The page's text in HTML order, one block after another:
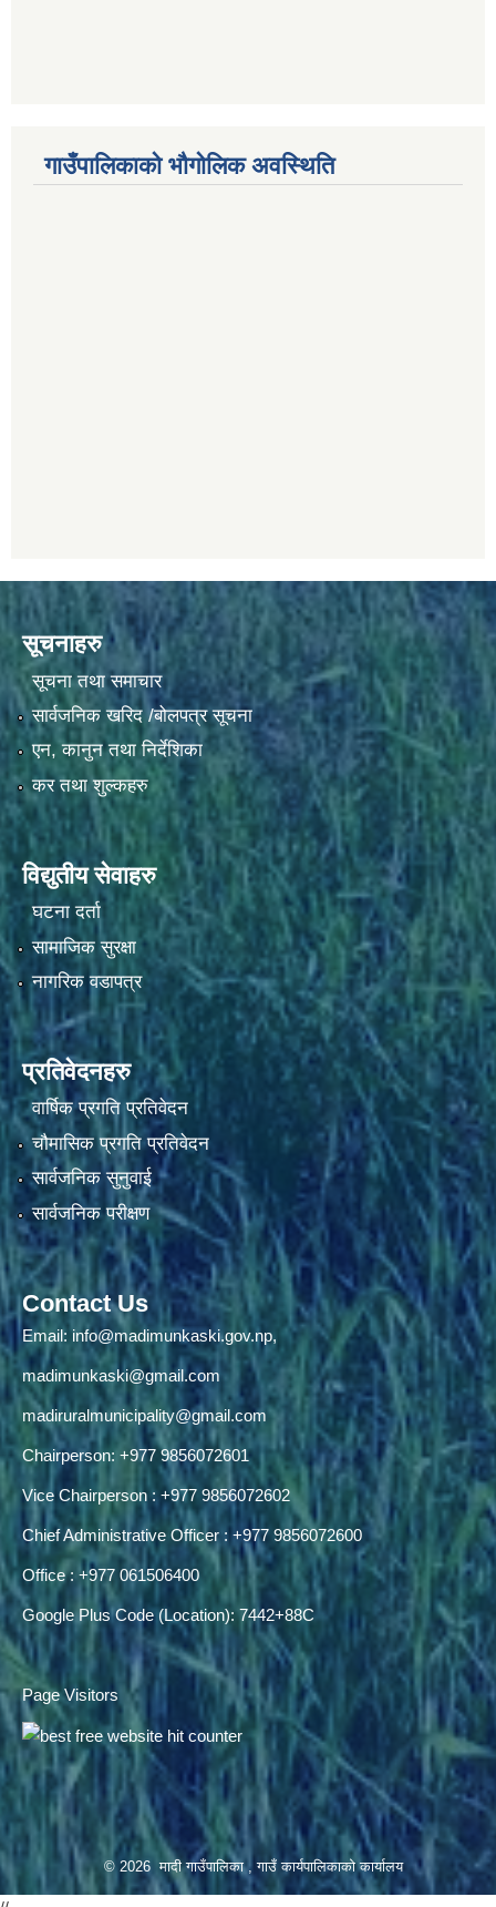
गाउँपालिकाको भौगोलिक अवस्थिति
सूचनाहरु
सूचना तथा समाचार
सार्वजनिक खरिद /बोलपत्र सूचना
एन, कानुन तथा निर्देशिका
कर तथा शुल्कहरु
विद्युतीय सेवाहरु
घटना दर्ता
सामाजिक सुरक्षा
नागरिक वडापत्र
प्रतिवेदनहरु
वार्षिक प्रगति प्रतिवेदन
चौमासिक प्रगति प्रतिवेदन
सार्वजनिक सुनुवाई
सार्वजनिक परीक्षण
Contact Us
Email: info@madimunkaski.gov.np,
madimunkaski@gmail.com
madiruralmunicipality@gmail.com
Chairperson: +977 9856072601
Vice Chairperson : +977 9856072602
Chief Administrative Officer : +977 9856072600
Office : +977 061506400
Google Plus Code (Location): 7442+88C
Page Visitors
© 2026 मादी गाउँपालिका , गाउँ कार्यपालिकाको कार्यालय